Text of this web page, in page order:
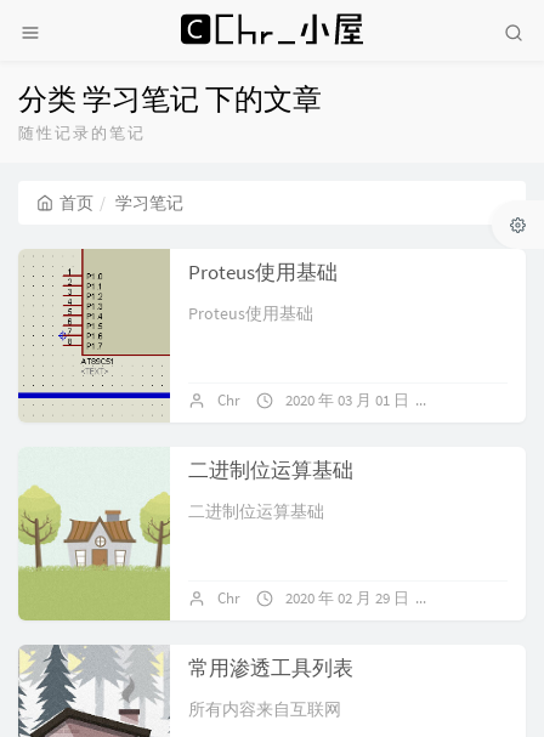
分类 学习笔记 下的文章
随性记录的笔记
首页 学习笔记
Proteus使用基础
Proteus使用基础
Chr 2020 年 03 月 01 日
二进制位运算基础
二进制位运算基础
Chr 2020 年 02 月 29 日
常用渗透工具列表
所有内容来自互联网